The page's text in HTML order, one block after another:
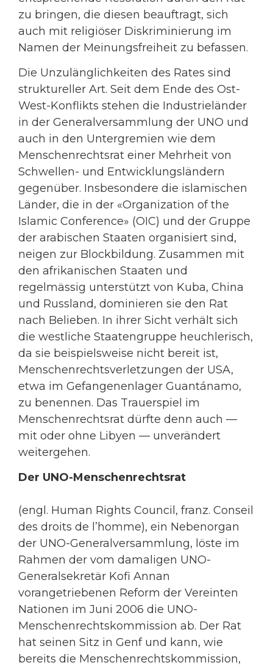
zu bringen, die diesen beauftragt, sich
auch mit religiöser Diskriminierung im
Namen der Meinungsfreiheit zu befassen.
Die Unzulänglichkeiten des Rates sind
struktureller Art. Seit dem Ende des Ost-
West-Konflikts stehen die Industrieländer
in der Generalversammlung der UNO und
auch in den Untergremien wie dem
Menschenrechtsrat einer Mehrheit von
Schwellen- und Entwicklungsländern
gegenüber. Insbesondere die islamischen
Länder, die in der «Organization of the
Islamic Conference» (OIC) und der Gruppe
der arabischen Staaten organisiert sind,
neigen zur Blockbildung. Zusammen mit
den afrikanischen Staaten und
regelmässig unterstützt von Kuba, China
und Russland, dominieren sie den Rat
nach Belieben. In ihrer Sicht verhält sich
die westliche Staatengruppe heuchlerisch,
da sie beispielsweise nicht bereit ist,
Menschenrechtsverletzungen der USA,
etwa im Gefangenenlager Guantánamo,
zu benennen. Das Trauerspiel im
Menschenrechtsrat dürfte denn auch —
mit oder ohne Libyen — unverändert
weitergehen.
Der UNO-Menschenrechtsrat
(engl. Human Rights Council, franz. Conseil
des droits de l’homme), ein Nebenorgan
der UNO-Generalversammlung, löste im
Rahmen der vom damaligen UNO-
Generalsekretär Kofi Annan
vorangetriebenen Reform der Vereinten
Nationen im Juni 2006 die UNO-
Menschenrechtskommission ab. Der Rat
hat seinen Sitz in Genf und kann, wie
bereits die Menschenrechtskommission,